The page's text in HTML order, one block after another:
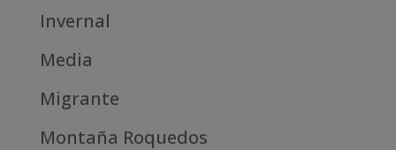
Invernal
Media
Migrante
Montaña Roquedos